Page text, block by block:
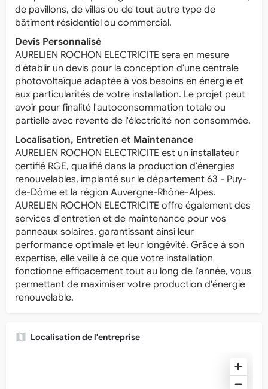
de pavillons, de villas ou de tout autre type de
bâtiment résidentiel ou commercial.
Devis Personnalisé
AURELIEN ROCHON ELECTRICITE sera en mesure
d'établir un devis pour la conception d'une centrale
photovoltaïque adaptée à vos besoins en énergie et
aux particularités de votre installation. Le projet peut
avoir pour finalité l'autoconsommation totale ou
partielle avec revente de l'électricité non consommée.
Localisation, Entretien et Maintenance
AURELIEN ROCHON ELECTRICITE est un installateur
certifié RGE, qualifié dans la production d'énergies
renouvelables, implanté sur le département 63 - Puy-
de-Dôme et la région Auvergne-Rhône-Alpes.
AURELIEN ROCHON ELECTRICITE offre également des
services d'entretien et de maintenance pour vos
panneaux solaires, garantissant ainsi leur
performance optimale et leur longévité. Grâce à son
expertise, elle veille à ce que votre installation
fonctionne efficacement tout au long de l'année, vous
permettant de maximiser votre production d'énergie
renouvelable.
Localisation de l'entreprise